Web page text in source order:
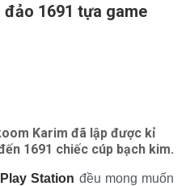
đảo 1691 tựa game
Karim đã lập được kỉ
1691 chiếc cúp bạch kim.
Play Station đều mong muốn